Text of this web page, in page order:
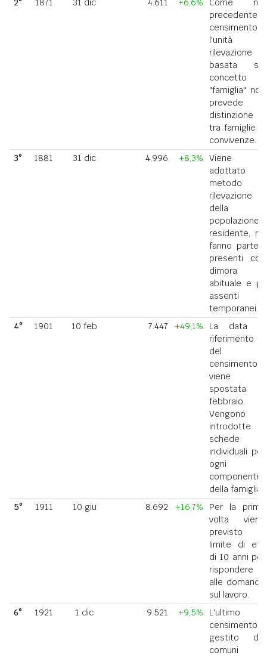
2° 1871 31 dic 4.611 +6,6%
Come nel
precedente
censimento,
l'unità di
rilevazione
basata sul
concetto di
"famiglia" non
prevede la
distinzione
tra famiglie e
convivenze.
3°
1881 31 dic 4.996 +8,3%
Viene
adottato il
metodo di
rilevazione
della
popolazione
residente, ne
fanno parte i
presenti con
dimora
abituale e gli
assenti
temporanei.
4°
1901 10 feb 7.447 +49,1%
La data di
riferimento
del
censimento
viene
spostata a
febbraio.
Vengono
introdotte
schede
individuali per
ogni
componente
della famiglia.
5°
1911 10 giu 8.692 +16,7%
Per la prima
volta viene
previsto il
limite di età
di 10 anni per
rispondere
alle domande
sul lavoro.
6°
1921 1 dic 9.521 +9,5%
L'ultimo
censimento
gestito dai
comuni